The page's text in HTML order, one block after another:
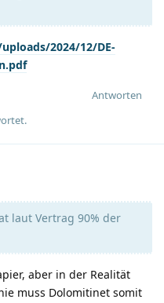
2024/12/DE-
Antworten
laut Vertrag 90% der
aber in der Realität
muss Dolomitinet somit